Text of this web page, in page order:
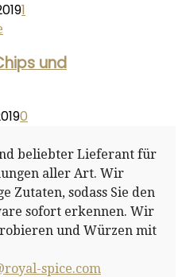
1
und
0
beliebter Lieferant für
aller Art. Wir
Zutaten, sodass Sie den
sofort erkennen. Wir
und Würzen mit
spice.com